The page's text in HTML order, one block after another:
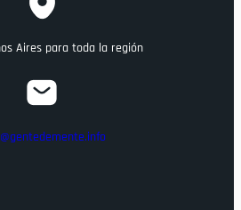
Aires para toda la región